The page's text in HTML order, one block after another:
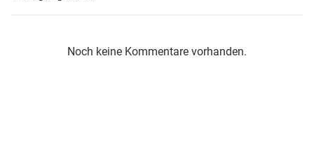
Noch keine Kommentare vorhanden.